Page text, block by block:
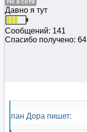
Давно я тут
Сообщений: 141
Спасибо получено: 64
пан Дора пишет: